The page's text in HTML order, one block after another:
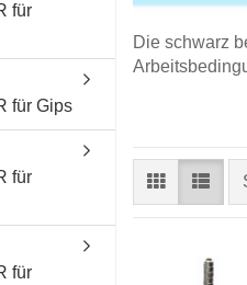
Die schwarz
für
für Gips
für
für